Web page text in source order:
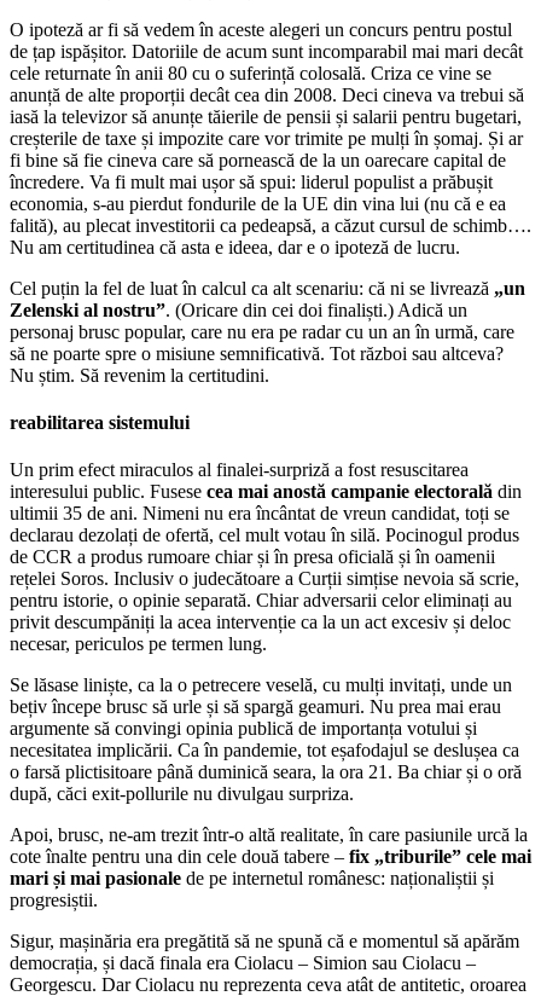
O ipoteză ar fi să vedem în aceste alegeri un concurs pentru postul
de țap ispășitor. Datoriile de acum sunt incomparabil mai mari decât
cele returnate în anii 80 cu o suferință colosală. Criza ce vine se
anunță de alte proporții decât cea din 2008. Deci cineva va trebui să
iasă la televizor să anunțe tăierile de pensii și salarii pentru bugetari,
creșterile de taxe și impozite care vor trimite pe mulți în șomaj. Și ar
fi bine să fie cineva care să pornească de la un oarecare capital de
încredere. Va fi mult mai ușor să spui: liderul populist a prăbușit
economia, s-au pierdut fondurile de la UE din vina lui (nu că e ea
falită), au plecat investitorii ca pedeapsă, a căzut cursul de schimb….
Nu am certitudinea că asta e ideea, dar e o ipoteză de lucru.
Cel puțin la fel de luat în calcul ca alt scenariu: că ni se livrează „un
Zelenski al nostru”. (Oricare din cei doi finaliști.) Adică un
personaj brusc popular, care nu era pe radar cu un an în urmă, care
să ne poarte spre o misiune semnificativă. Tot război sau altceva?
Nu știm. Să revenim la certitudini.
reabilitarea sistemului
Un prim efect miraculos al finalei-surpriză a fost resuscitarea
interesului public. Fusese cea mai anostă campanie electorală din
ultimii 35 de ani. Nimeni nu era încântat de vreun candidat, toți se
declarau dezolați de ofertă, cel mult votau în silă. Pocinogul produs
de CCR a produs rumoare chiar și în presa oficială și în oamenii
rețelei Soros. Inclusiv o judecătoare a Curții simțise nevoia să scrie,
pentru istorie, o opinie separată. Chiar adversarii celor eliminați au
privit descumpăniți la acea intervenție ca la un act excesiv și deloc
necesar, periculos pe termen lung.
Se lăsase liniște, ca la o petrecere veselă, cu mulți invitați, unde un
bețiv începe brusc să urle și să spargă geamuri. Nu prea mai erau
argumente să convingi opinia publică de importanța votului și
necesitatea implicării. Ca în pandemie, tot eșafodajul se deslușea ca
o farsă plictisitoare până duminică seara, la ora 21. Ba chiar și o oră
după, căci exit-pollurile nu divulgau surpriza.
Apoi, brusc, ne-am trezit într-o altă realitate, în care pasiunile urcă la
cote înalte pentru una din cele două tabere – fix „triburile” cele mai
mari și mai pasionale de pe internetul românesc: naționaliștii și
progresiștii.
Sigur, mașinăria era pregătită să ne spună că e momentul să apărăm
democrația, și dacă finala era Ciolacu – Simion sau Ciolacu –
Georgescu. Dar Ciolacu nu reprezenta ceva atât de antitetic, oroarea